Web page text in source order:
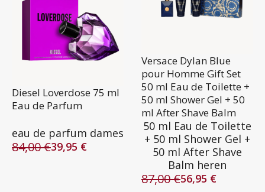
Diesel Loverdose 75 ml
Eau de Parfum
eau de parfum dames
84,00€
Oorspronkelijke
39,95 €
Huidige
Versace Dylan Blue
pour Homme Gift Set
50 ml Eau de Toilette +
50 ml Shower Gel + 50
ml After Shave Balm
50 ml Eau de Toilette
+ 50 ml Shower Gel +
50 ml After Shave
Balm heren
87,00€
Oorspronkelijke
56,95 €
Huidige